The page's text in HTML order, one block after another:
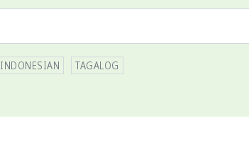
INDONESIAN TAGALOG